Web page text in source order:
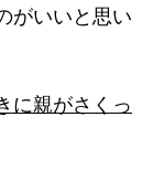
がいいと思い
に親がさくっ